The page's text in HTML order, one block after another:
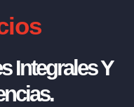
Integrales Y